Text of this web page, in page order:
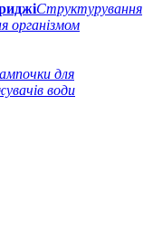
Структурування
організмом
для
води